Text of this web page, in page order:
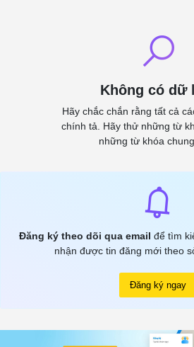
Không có dữ
Hãy chắc chắn rằng tất cả
chính tả. Hãy thử những từ
những từ khóa
Đăng ký theo dõi qua email để tìm
nhận được tin đăng mới theo
Đăng ký ngay